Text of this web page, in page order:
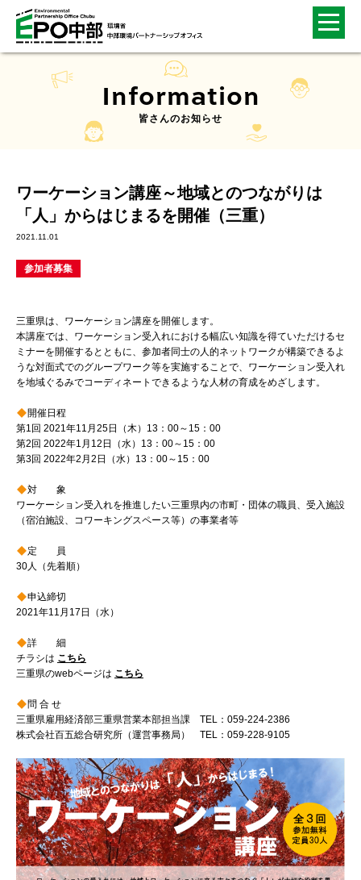
Information
皆さんのお知らせ
ワーケーション講座～地域とのつながりは
「人」からはじまるを開催（三重）
2021.11.01
参加者募集
三重県は、ワーケーション講座を開催します。
本講座では、ワーケーション受入れにおける幅広い知識を得ていただけるセ
ミナーを開催するとともに、参加者同士の人的ネットワークが構築できるよ
うな対面式でのグループワーク等を実施することで、ワーケーション受入れ
を地域ぐるみでコーディネートできるような人材の育成をめざします。
開催日程
第1回 2021年11月25日（木）13：00～15：00
第2回 2022年1月12日（水）13：00～15：00
第3回 2022年2月2日（水）13：00～15：00
対 象
ワーケーション受入れを推進したい三重県内の市町・団体の職員、受入施設
（宿泊施設、コワーキングスペース等）の事業者等
定 員
30人（先着順）
申込締切
2021年11月17日（水）
詳 細
チラシは こちら
三重県のwebページは こちら
問 合 せ
三重県雇用経済部三重県営業本部担当課 TEL：059-224-2386
株式会社百五総合研究所（運営事務局） TEL：059-228-9105